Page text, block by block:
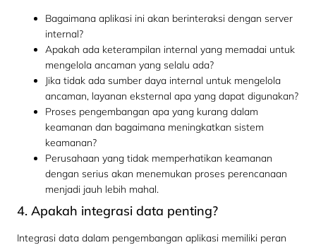
Bagaimana aplikasi ini akan berinteraksi dengan server
internal?
Apakah ada keterampilan internal yang memadai untuk
mengelola ancaman yang selalu ada?
Jika tidak ada sumber daya internal untuk mengelola
ancaman, layanan eksternal apa yang dapat digunakan?
Proses pengembangan apa yang kurang dalam
keamanan dan bagaimana meningkatkan sistem
keamanan?
Perusahaan yang tidak memperhatikan keamanan
dengan serius akan menemukan proses perencanaan
menjadi jauh lebih mahal.
4. Apakah integrasi data penting?
Integrasi data dalam pengembangan aplikasi memiliki peran